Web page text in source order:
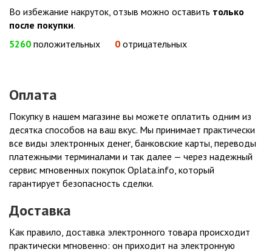
Во избежание накруток, отзыв можно оставить только
после покупки.
5260 положительных 0 отрицательных
Оплата
Покупку в нашем магазине вы можете оплатить одним из
десятка способов на ваш вкус. Мы принимает практически
все виды электронных денег, банковские карты, переводы
платежными терминалами и так далее — через надежный
сервис мгновенных покупок Oplata.info, который
гарантирует безопасность сделки.
Доставка
Как правило, доставка электронного товара происходит
практически мгновенно: он приходит на электронную